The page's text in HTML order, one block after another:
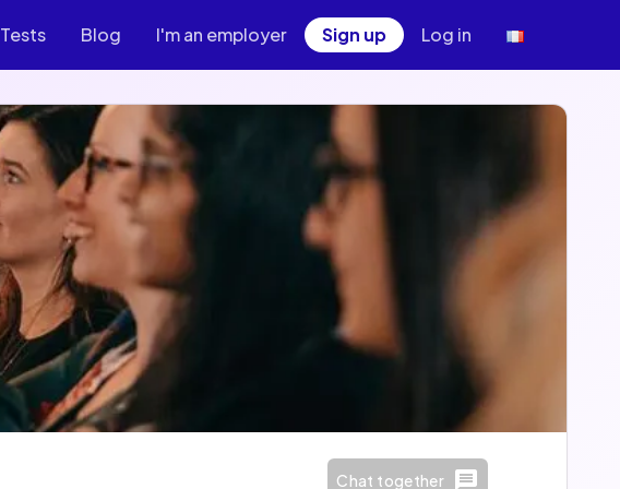
Tests Blog I'm an employer Sign up Log in
Chat together